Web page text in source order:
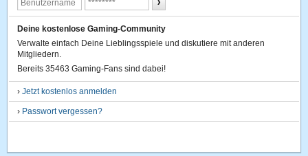
Deine kostenlose Gaming-Community
Verwalte einfach Deine Lieblingsspiele und diskutiere mit anderen
Mitgliedern.
Bereits 35463 Gaming-Fans sind dabei!
›Jetzt kostenlos anmelden
› Passwort vergessen?